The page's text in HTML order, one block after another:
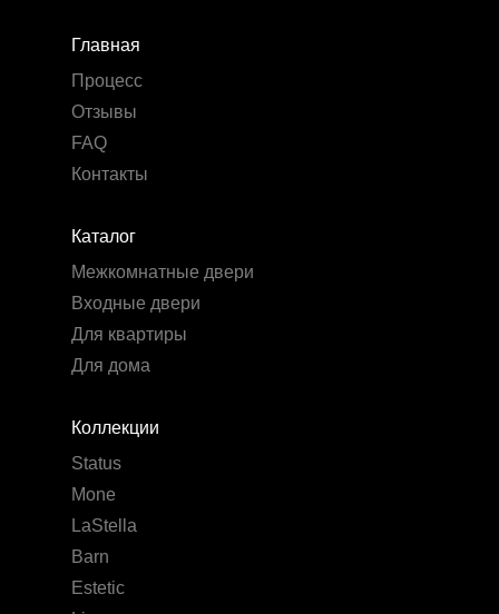
Коллекции
Status
Mone
LaStella
Barn
Estetic
Каталог
Межкомнатные двери
Входные двери
Для квартиры
Для дома
Главная
Процесс
Отзывы
FAQ
Контакты